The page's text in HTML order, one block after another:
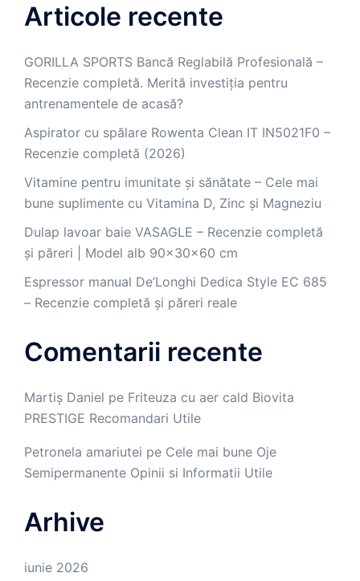
Articole recente
GORILLA SPORTS Bancă Reglabilă Profesională –
Recenzie completă. Merită investiția pentru
antrenamentele de acasă?
Aspirator cu spălare Rowenta Clean IT IN5021F0 –
Recenzie completă (2026)
Vitamine pentru imunitate și sănătate – Cele mai
bune suplimente cu Vitamina D, Zinc și Magneziu
Dulap lavoar baie VASAGLE – Recenzie completă
și păreri | Model alb 90x30x60 cm
Espressor manual De’Longhi Dedica Style EC 685
– Recenzie completă și păreri reale
Comentarii recente
Martiș Daniel pe Friteuza cu aer cald Biovita
PRESTIGE Recomandari Utile
Petronela amariutei pe Cele mai bune Oje
Semipermanente Opinii si Informatii Utile
Arhive
iunie 2026